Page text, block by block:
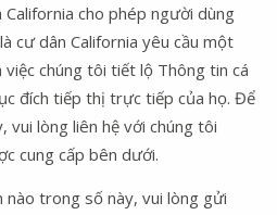
cho phép người dùng
cư dân California yêu cầu một
chúng tôi tiết lộ Thông tin cá
đích tiếp thị trực tiếp của họ. Để
vui lòng liên hệ với chúng tôi
cung cấp bên dưới.
trong số này, vui lòng gửi